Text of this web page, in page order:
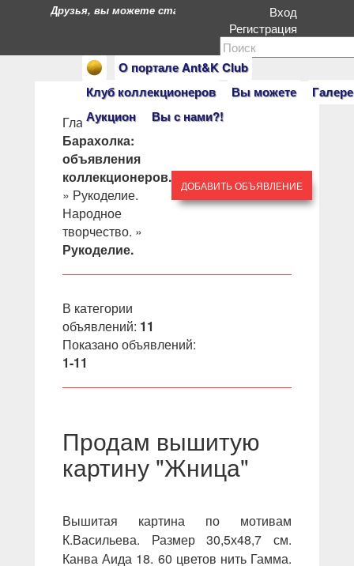
О портале Ant&K Club
Клуб коллекционеров
Вы можете
Аукцион
Вы с нами?!
Друзья, вы можете стать героями нашего портала.
Вход
Регистрация
Главная»
Барахолка:
объявления
коллекционеров.
» Рукоделие.
Народное
творчество. »
Рукоделие.
ДОБАВИТЬ ОБЪЯВЛЕНИЕ
В категории
объявлений: 11
Показано объявлений:
1-11
Продам вышитую
картину "Жница"
Вышитая картина по мотивам
К.Васильева. Размер 30,5х48,7 см.
Канва Аида 18. 60 цветов нить Гамма.